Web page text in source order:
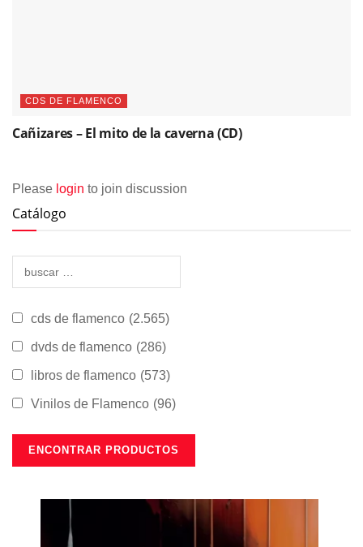
CDS DE FLAMENCO
Cañizares – El mito de la caverna (CD)
Please login to join discussion
Catálogo
cds de flamenco (2.565)
dvds de flamenco (286)
libros de flamenco (573)
Vinilos de Flamenco (96)